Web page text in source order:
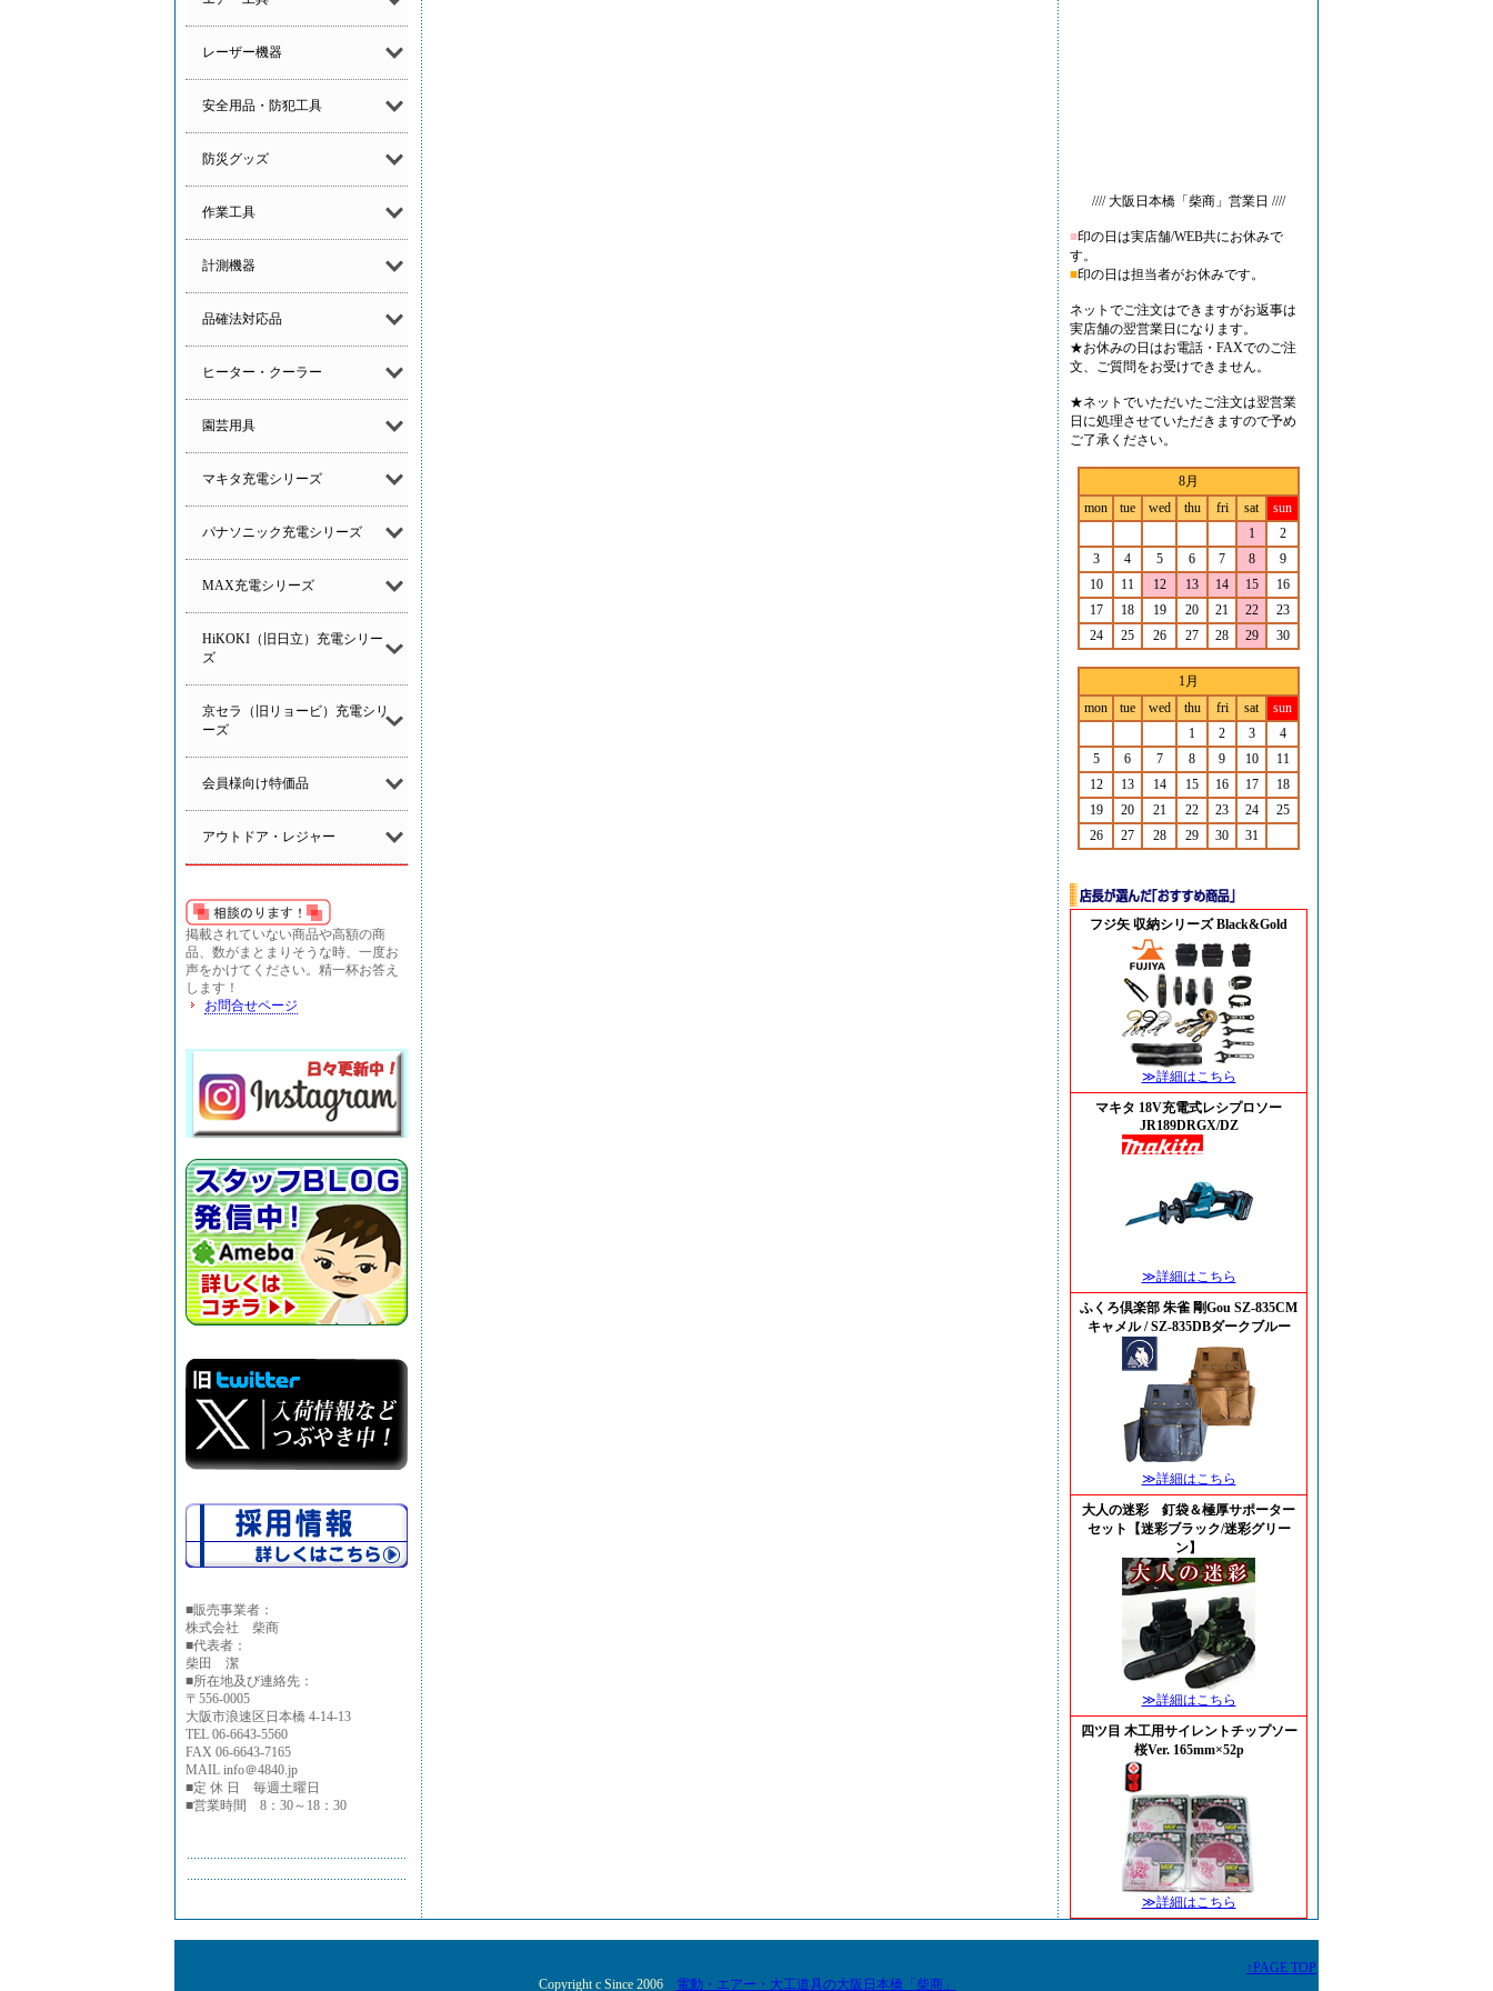
レーザー機器
安全用品・防犯工具
防災グッズ
作業工具
計測機器
品確法対応品
ヒーター・クーラー
園芸用具
マキタ充電シリーズ
パナソニック充電シリーズ
MAX充電シリーズ
HiKOKI（旧日立）充電シリー
ズ
京セラ（旧リョービ）充電シリ
ーズ
会員様向け特価品
アウトドア・レジャー
掲載されていない商品や高額の商
品、数がまとまりそうな時、一度お
声をかけてください。精一杯お答え
します！
お問合せページ
■販売事業者：
株式会社 柴商
■代表者：
柴田 潔
■所在地及び連絡先：
〒556-0005
大阪市浪速区日本橋 4-14-13
TEL 06-6643-5560
FAX 06-6643-7165
MAIL info＠4840.jp
■定 休 日 毎週土曜日
■営業時間 8：30～18：30
//// 大阪日本橋「柴商」営業日 ////
■印の日は実店舗/WEB共にお休みで
す。
■印の日は担当者がお休みです。
ネットでご注文はできますがお返事は
実店舗の翌営業日になります。
★お休みの日はお電話・FAXでのご注
文、ご質問をお受けできません。
★ネットでいただいたご注文は翌営業
日に処理させていただきますので予め
ご了承ください。
8月
mon
tue wed thu fri sat
sun
1
2
3
4 5 6 7 8
9
10
11 12 13 14 15
16
17
18 19 20 21 22
23
24
25 26 27 28 29 30
1月
mon
tue wed thu fri sat
sun
1
2 3
4
5
6 7 8 9 10
11
12
13 14 15 16 17
18
19
20 21 22 23 24
25
26
27 28 29 30 31
フジ矢 収納シリーズ Black&Gold
≫詳細はこちら
マキタ 18V充電式レシプロソー
JR189DRGX/DZ
≫詳細はこちら
ふくろ倶楽部 朱雀 剛Gou SZ-835CM
キャメル / SZ-835DBダークブルー
≫詳細はこちら
大人の迷彩 釘袋＆極厚サポーター
セット【迷彩ブラック/迷彩グリー
ン】
≫詳細はこちら
四ツ目 木工用サイレントチップソー
桜Ver. 165mm×52p
≫詳細はこちら
Copyright c Since 2006 電動・エアー・大工道具の大阪日本橋「柴商」
↑PAGE TOP